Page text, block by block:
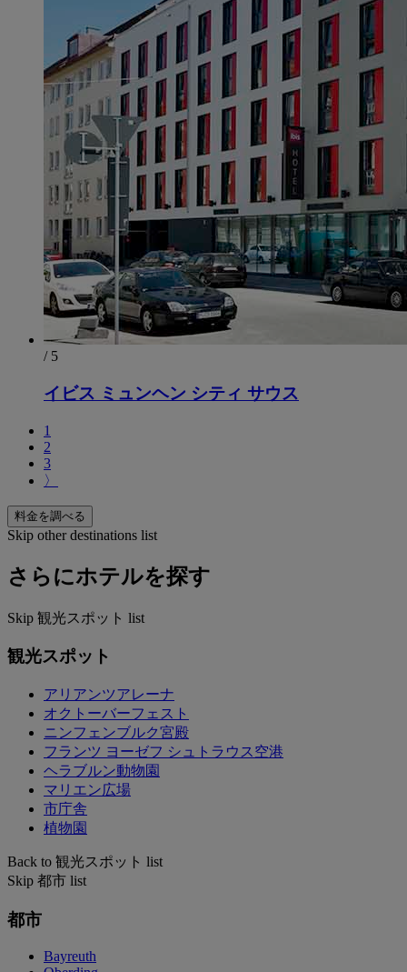
/ 5
イビス ミュンヘン シティ サウス
1
2
3
〉
料金を調べる
Skip other destinations list
さらにホテルを探す
Skip 観光スポット list
観光スポット
アリアンツアレーナ
オクトーバーフェスト
ニンフェンブルク宮殿
フランツ ヨーゼフ シュトラウス空港
ヘラブルン動物園
マリエン広場
市庁舎
植物園
Back to 観光スポット list
Skip 都市 list
都市
Bayreuth